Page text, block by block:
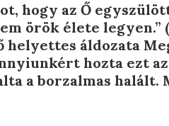
hogy az Ő
örök élete legyen.”
helyettes áldozata
hozta ezt
a borzalmas halált.